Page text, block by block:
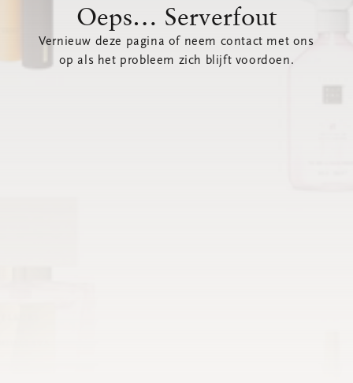
Oeps… Serverfout
Vernieuw deze pagina of neem contact met ons
op als het probleem zich blijft voordoen.